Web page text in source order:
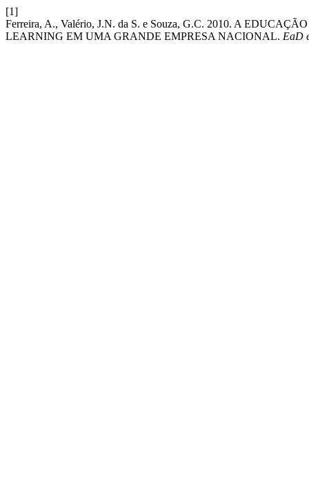
[1]
Ferreira, A., Valério, J.N. da S. e Souza, G.C. 2010. A
LEARNING EM UMA GRANDE EMPRESA NACIONAL. EaD